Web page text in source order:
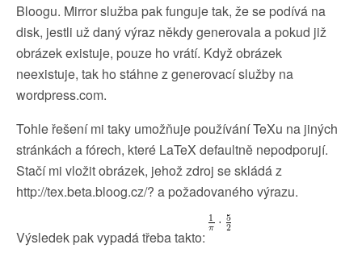
Bloogu. Mirror služba pak funguje tak, že se podívá na
disk, jestli už daný výraz někdy generovala a pokud již
obrázek existuje, pouze ho vrátí. Když obrázek
neexistuje, tak ho stáhne z generovací služby na
wordpress.com.
Tohle řešení mi taky umožňuje používání TeXu na jiných
stránkách a fórech, které LaTeX defaultně nepodporují.
Stačí mi vložit obrázek, jehož zdroj se skládá z
http://tex.beta.bloog.cz/? a požadovaného výrazu.
Výsledek pak vypadá třeba takto: